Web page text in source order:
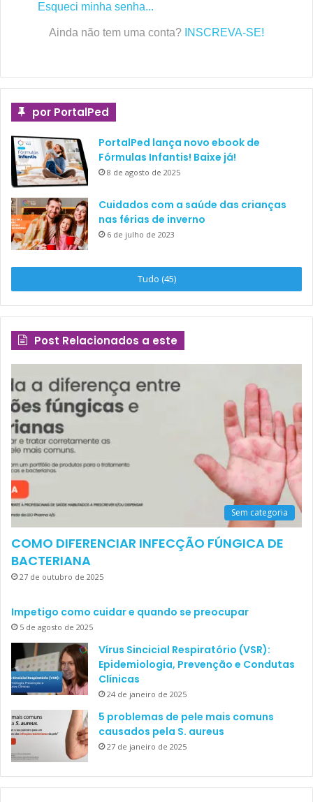
Esqueci minha senha...
Ainda não tem uma conta? INSCREVA-SE!
por PortalPed
PortalPed lança novo ebook de
Fórmulas Infantis! Baixe já!
8 de agosto de 2025
Cuidados com a saúde das crianças
nas férias de inverno
6 de julho de 2023
Tudo (45)
Post Relacionados a este
Sem categoria
COMO DIFERENCIAR INFECÇÃO FÚNGICA DE
BACTERIANA
27 de outubro de 2025
Impetigo como cuidar e quando se preocupar
5 de agosto de 2025
Vírus Sincicial Respiratório (VSR):
Epidemiologia, Prevenção e Condutas
Clínicas
24 de janeiro de 2025
5 problemas de pele mais comuns
causados pela S. aureus
27 de janeiro de 2025